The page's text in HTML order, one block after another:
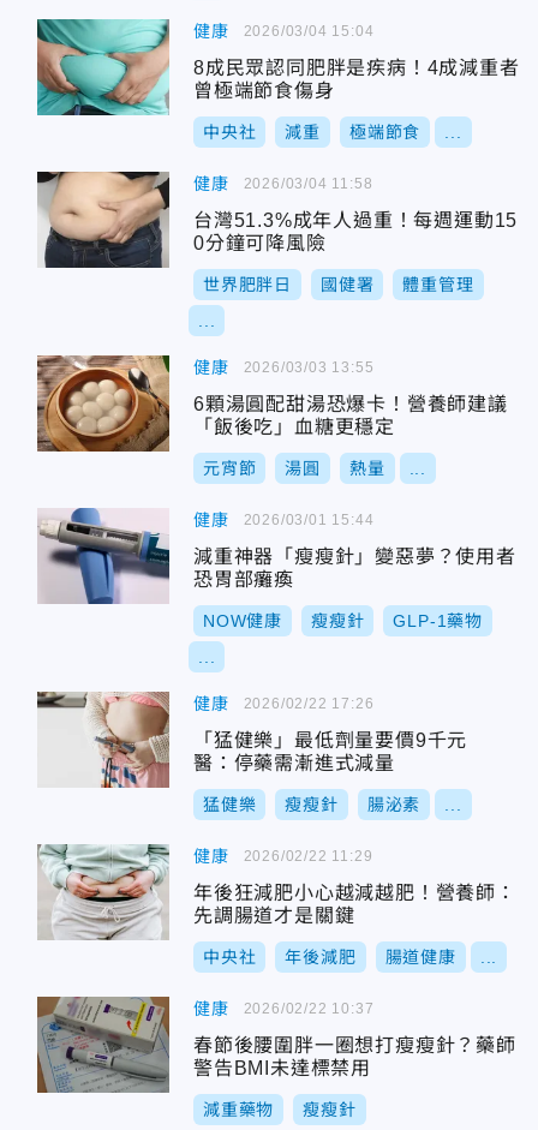
健康
8成民眾認同肥胖是疾病！4成減重者
曾極端節食傷身
中央社 減重 極端節食
2026/03/04 15:04
健康
台灣51.3%成年人過重！每週運動15
0分鐘可降風險
世界肥胖日 國健署 體重管理
2026/03/04 11:58
健康
6顆湯圓配甜湯恐爆卡！營養師建議
「飯後吃」血糖更穩定
元宵節 湯圓 熱量
2026/03/03 13:55
健康
減重神器「瘦瘦針」變惡夢？使用者
恐胃部癱瘓
NOW健康 瘦瘦針 GLP-1藥物
2026/03/01 15:44
健康
「猛健樂」最低劑量要價9千元
醫：停藥需漸進式減量
猛健樂 瘦瘦針 腸泌素
2026/02/22 17:26
健康
年後狂減肥小心越減越肥！營養師：
先調腸道才是關鍵
中央社 年後減肥 腸道健康
2026/02/22 11:29
健康
春節後腰圍胖一圈想打瘦瘦針？藥師
警告BMI未達標禁用
減重藥物 瘦瘦針
2026/02/22 10:37